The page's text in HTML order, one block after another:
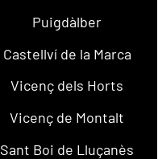
Puigdàlber
Castellví de la Marca
Vicenç dels Horts
Vicenç de Montalt
Sant Boi de Lluçanès